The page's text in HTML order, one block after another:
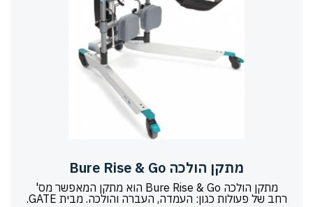
מתקן הולכה Bure Rise & Go
מתקן הולכה Bure Rise & Go הוא מתקן המאפשר מס'
רחב של פעולות כגון: העמדה, העברה והולכה. מבית GATE.